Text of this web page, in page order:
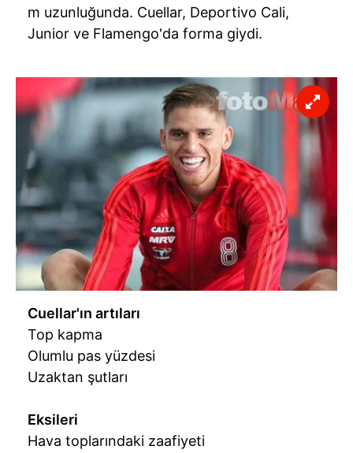
m uzunluğunda. Cuellar, Deportivo Cali,
Junior ve Flamengo'da forma giydi.
Cuellar'ın artıları
Top kapma
Olumlu pas yüzdesi
Uzaktan şutları
Eksileri
Hava toplarındaki zaafiyeti